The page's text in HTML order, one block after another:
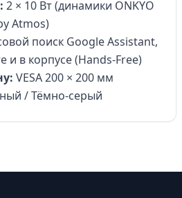
2 × 10 Вт (динамики ONKYO
Atmos)
поиск Google Assistant,
и в корпусе (Hands-Free)
VESA 200 × 200 мм
/ Тёмно-серый